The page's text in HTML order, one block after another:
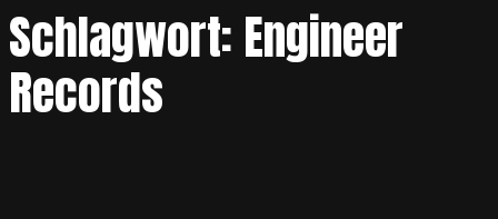
Schlagwort: Engineer
Records